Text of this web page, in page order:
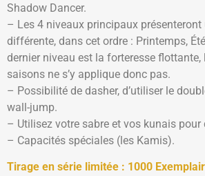
Shadow Dancer.
– Les 4 niveaux principaux présenteront
différente, dans cet ordre : Printemps,
dernier niveau est la forteresse flottante,
saisons ne s’y applique donc pas.
– Possibilité de dasher, d’utiliser le
wall-jump.
– Utilisez votre sabre et vos kunais pour
– Capacités spéciales (les Kamis).
Tirage en série limitée : 1000